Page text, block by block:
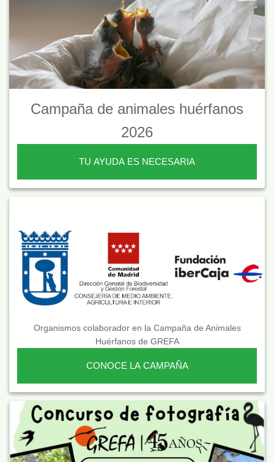
Campaña de animales huérfanos
2026
TU AYUDA ES NECESARIA
Organismos colaborador en la Campaña de Animales
Huérfanos de GREFA
CONOCE LA CAMPAÑA